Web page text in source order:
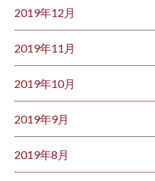
2019年12月
2019年11月
2019年10月
2019年9月
2019年8月